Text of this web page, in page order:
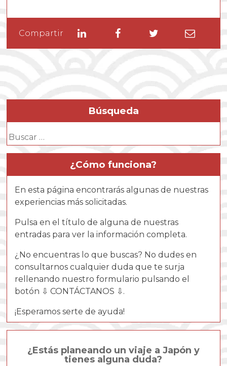
Compartir LinkedinFacebookTwitterEnviar
por
Búsqueda
Buscar:
¿Cómo funciona?
En esta página encontrarás algunas de nuestras
experiencias más solicitadas.
Pulsa en el título de alguna de nuestras
entradas para ver la información completa.
¿No encuentras lo que buscas? No dudes en
consultarnos cualquier duda que te surja
rellenando nuestro formulario pulsando el
botón ⇩ CONTÁCTANOS ⇩.
¡Esperamos serte de ayuda!
¿Estás planeando un viaje a Japón y
tienes alguna duda?